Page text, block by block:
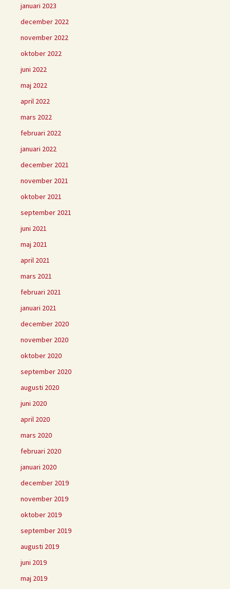
januari 2023
december 2022
november 2022
oktober 2022
juni 2022
maj 2022
april 2022
mars 2022
februari 2022
januari 2022
december 2021
november 2021
oktober 2021
september 2021
juni 2021
maj 2021
april 2021
mars 2021
februari 2021
januari 2021
december 2020
november 2020
oktober 2020
september 2020
augusti 2020
juni 2020
april 2020
mars 2020
februari 2020
januari 2020
december 2019
november 2019
oktober 2019
september 2019
augusti 2019
juni 2019
maj 2019